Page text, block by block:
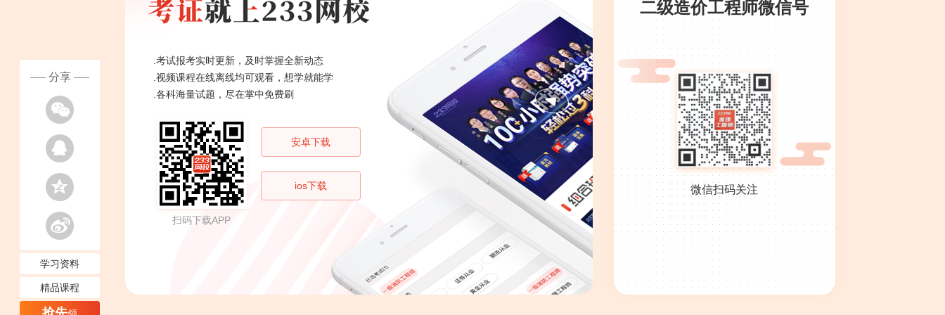
.考试报考实时更新，及时掌握全新动态
.视频课程在线离线均可观看，想学就能学
.各科海量试题，尽在掌中免费刷
扫码下载APP
安卓下载
ios下载
二级造价工程师微信号
微信扫码关注
分享
学习资料
精品课程